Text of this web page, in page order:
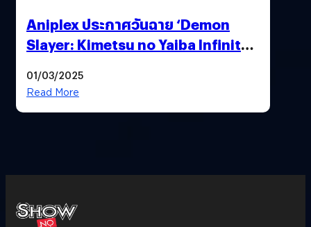
Aniplex ประกาศวันฉาย ‘Demon
Slayer: Kimetsu no Yaiba Infinity
(อัปเดตวันฉายประเทศไทย)
01/03/2025
Read More